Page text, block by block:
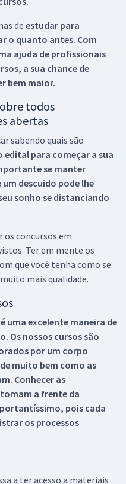
de estudar para
o quanto antes. Com
ajuda de profissionais
a sua chance de
bem maior.
todos
abertas
sabendo quais são
edital para começar a sua
se manter
descuido pode lhe
sonho se distanciando
os concursos em
Ter em mente os
que você tenha como se
mais qualidade.
uma excelente maneira de
Os nossos cursos são
por um corpo
muito bem como as
Conhecer as
a frente da
pois cada
os processos
a ter acesso a materiais